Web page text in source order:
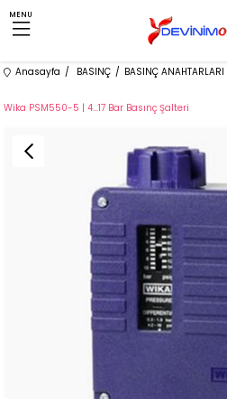
MENU
Anasayfa BASINÇ BASINÇ ANAHTARLARI
Wika PSM550-5 | 4...17 Bar Basınç Şalteri